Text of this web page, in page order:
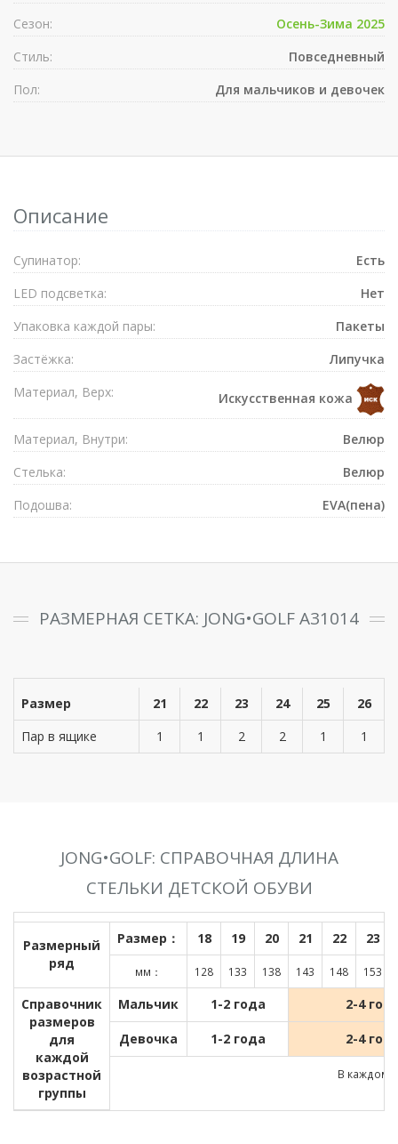
Сезон:
Осень-Зима 2025
Стиль:
Повседневный
Пол:
Для мальчиков и девочек
Описание
Супинатор:
Есть
LED подсветка:
Нет
Упаковка каждой пары:
Пакеты
Застёжка:
Липучка
Материал, Верх:
Искусственная кожа
Материал, Внутри:
Велюр
Стелька:
Велюр
Подошва:
EVA(пена)
РАЗМЕРНАЯ СЕТКА: JONG•GOLF A31014
Размер 21 22 23 24 25
26
Пар в ящике
1 1 2 2 1 1
JONG•GOLF: СПРАВОЧНАЯ ДЛИНА
СТЕЛЬКИ ДЕТСКОЙ ОБУВИ
Размерный
ряд
Размер： 18 19 20 21 22 23
мм： 128 133 138 143 148 153
Справочник
размеров
для
каждой
возрастной
группы
Мальчик 1-2 года 2-4
Девочка 1-2 года 2-4
В каждом